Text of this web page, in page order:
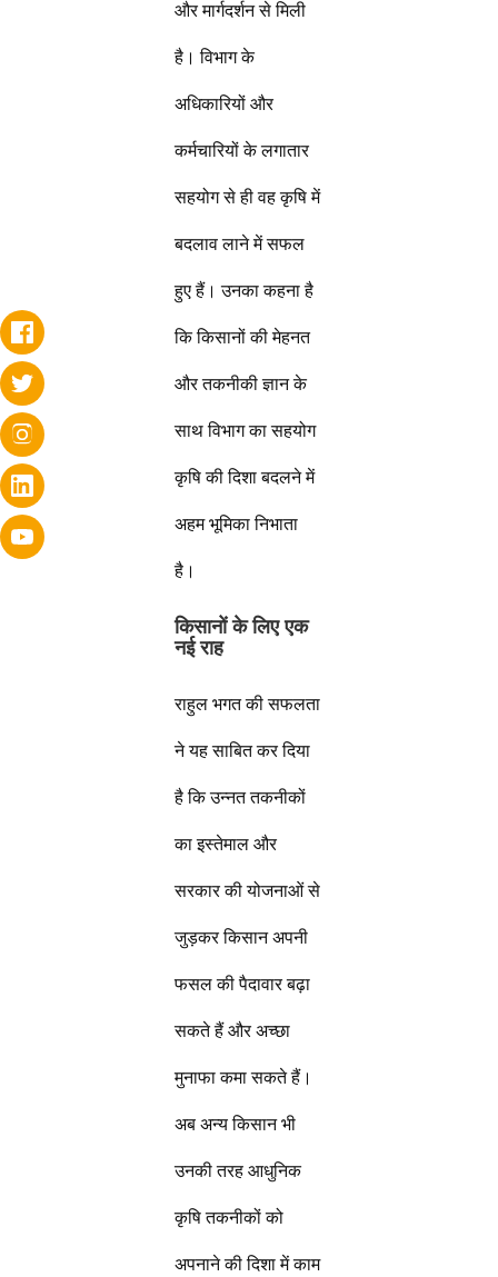
और मार्गदर्शन से मिली
है। विभाग के
अधिकारियों और
कर्मचारियों के लगातार
सहयोग से ही वह कृषि में
बदलाव लाने में सफल
हुए हैं। उनका कहना है
कि किसानों की मेहनत
और तकनीकी ज्ञान के
साथ विभाग का सहयोग
कृषि की दिशा बदलने में
अहम भूमिका निभाता
है।
किसानों के लिए एक
नई राह
राहुल भगत की सफलता
ने यह साबित कर दिया
है कि उन्नत तकनीकों
का इस्तेमाल और
सरकार की योजनाओं से
जुड़कर किसान अपनी
फसल की पैदावार बढ़ा
सकते हैं और अच्छा
मुनाफा कमा सकते हैं।
अब अन्य किसान भी
उनकी तरह आधुनिक
कृषि तकनीकों को
अपनाने की दिशा में काम